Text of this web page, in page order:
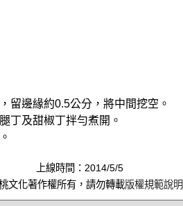
留邊緣約0.5公分，將中間挖空。
丁及甜椒丁拌勻煮開。
上線時間：2014/5/5
文化著作權所有，請勿轉載版權規範說明